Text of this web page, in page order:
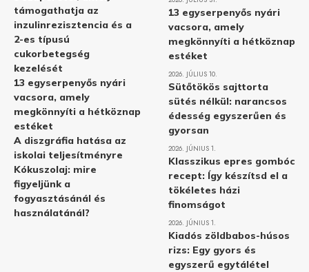
támogathatja az
inzulinrezisztencia és a
2-es típusú
cukorbetegség
kezelését
13 egyserpenyős nyári
vacsora, amely
megkönnyíti a hétköznap
estéket
A diszgráfia hatása az
iskolai teljesítményre
Kókuszolaj: mire
figyeljünk a
fogyasztásánál és
használatánál?
13 egyserpenyős nyári
vacsora, amely
megkönnyíti a hétköznap
estéket
2026. JÚLIUS 10.
Sütőtökös sajttorta
sütés nélkül: narancsos
édesség egyszerűen és
gyorsan
2026. JÚNIUS 1.
Klasszikus epres gombóc
recept: Így készítsd el a
tökéletes házi
finomságot
2026. JÚNIUS 1.
Kiadós zöldbabos-húsos
rizs: Egy gyors és
egyszerű egytálétel